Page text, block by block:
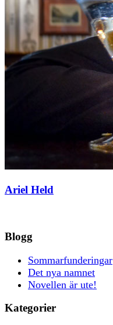
Ariel Held
Blogg
Sommarfunderingar
Det nya namnet
Novellen är ute!
Kategorier